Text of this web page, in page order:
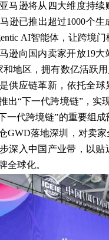
马逊将从四大维度持续
逊已推出超过1000个
AI智能体，让跨境
逊向国内卖家开放19大
和地区，拥有数亿活跃
供应链革新，依托全球
出“下一代跨境链”，实
一代跨境链”的重要组
GWD落地深圳，对卖
深入中国产业带，以贴
全球化。